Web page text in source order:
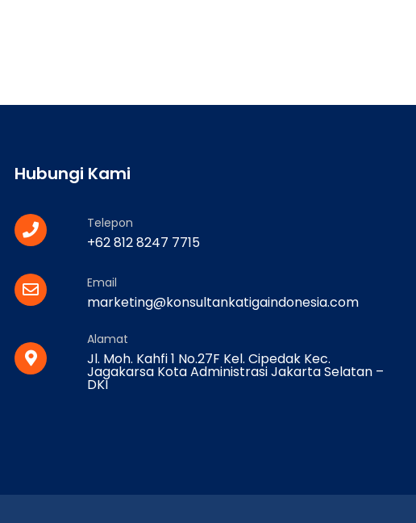
Hubungi Kami
Telepon
+62 812 8247 7715
Email
marketing@konsultankatigaindonesia.com
Alamat
Jl. Moh. Kahfi 1 No.27F Kel. Cipedak Kec.
Jagakarsa Kota Administrasi Jakarta Selatan –
DKI